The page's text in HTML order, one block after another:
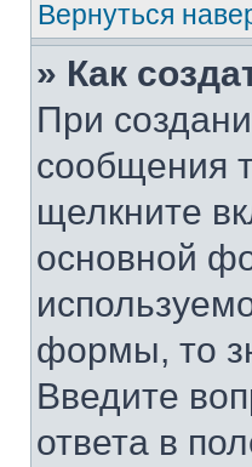
Вернуться
» Как
При
сообщения
щелкните
основной
формы, то
Введите
ответа в